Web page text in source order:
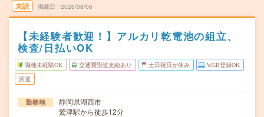
未読 掲載日 2026/08/06
【未経験者歓迎！】アルカリ乾電池の組立、
検査/日払いOK
職種未経験OK 交通費別途支給あり 土日祝日が休み WEB登録OK
派遣
勤務地
静岡県湖西市
鷲津駅から徒歩12分